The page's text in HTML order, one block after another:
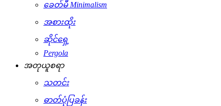
ခေတ်မီ Minimalism
အစားထိုး
ဆိုင်ရှေ့
Pergola
အတုယူစရာ
သတင်း
ဓာတ်ပုံပြခန်း